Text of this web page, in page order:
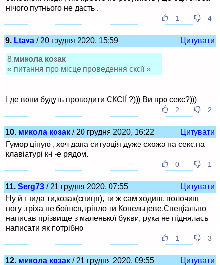
нічого путнього не дасть .
1 4
9. Ltava / 20 грудня 2020, 15:59 Цитувати
8.микола козак
« питання про місце проведення сксії »
І де вони будуть проводити СКСІЇ ?))) Ви про секс?)))
2 2
10. микола козак / 20 грудня 2020, 16:22
Цитувати
Гумор ціную , хоч дана ситуація дуже схожа на секс.на
клавіатурі к-і -е рядом.
0 1
11. Serg73 / 21 грудня 2020, 07:55
Цитувати
Ну й гнида ти,козак(спиця), ти ж сам ходиш, волочиш
ногу ,гріха не боїшся,тріпло ти Копельцеве.Спеціально
написав прізвище з маленької букви, рука не піднялась
написати як потрібно
1 3
12. микола козак / 21 грудня 2020, 09:55 Цитувати